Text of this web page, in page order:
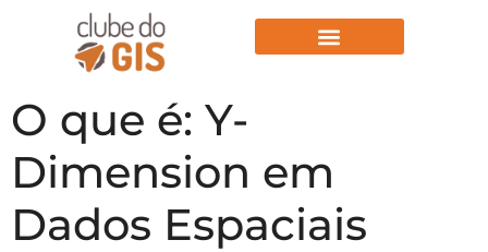
O que é: Y-
Dimension em
Dados Espaciais